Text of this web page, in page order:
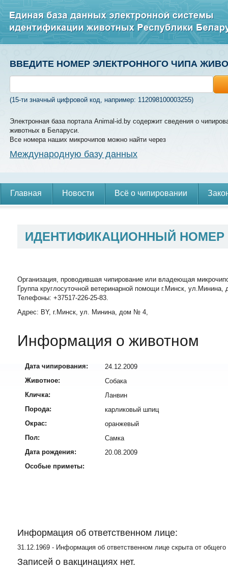
ВВЕДИТЕ НОМЕР ЭЛЕКТРОННОГО ЧИПА
(15-ти значный цифровой код, например: 112098100003255)
Электронная база портала Animal-id.by содержит сведения о
животных в Беларуси.
Все номера наших микрочипов можно найти через
Международную базу данных
Главная Новости Всё о чипировании
ИДЕНТИФИКАЦИОННЫЙ
Организация, проводившая чипирование или владеющая
Группа круглосуточной ветеринарной помощи г.Минск,
Телефоны: +37517-226-25-83.
Адрес: BY, г.Минск, ул. Минина, дом № 4,
Информация о животном
Дата чипирования:
24.12.2009
Животное:
Собака
Кличка:
Ланвин
Порода:
карликовый шпиц
Окрас:
оранжевый
Пол:
Самка
Дата рождения:
20.08.2009
Особые приметы:
Информация об ответственном лице:
31.12.1969 - Информация об ответственном лице скрыта от общего
Записей о вакцинациях нет.